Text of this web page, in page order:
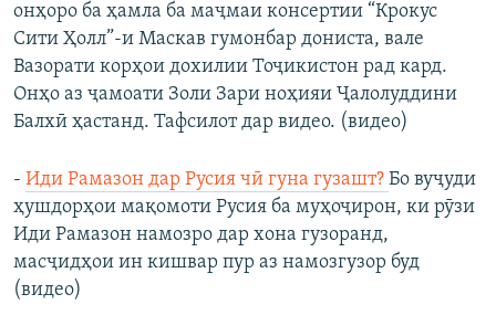
онҳоро ба ҳамла ба маҷмаи консертии “Крокус
Сити Ҳолл”-и Маскав гумонбар дониста, вале
Вазорати корҳои дохилии Тоҷикистон рад кард.
Онҳо аз ҷамоати Золи Зари ноҳияи Ҷалолуддини
Балхӣ ҳастанд. Тафсилот дар видео. (видео)
- Иди Рамазон дар Русия чӣ гуна гузашт? Бо вуҷуди
ҳушдорҳои мақомоти Русия ба муҳоҷирон, ки рӯзи
Иди Рамазон намозро дар хона гузоранд,
масҷидҳои ин кишвар пур аз намозгузор буд
(видео)